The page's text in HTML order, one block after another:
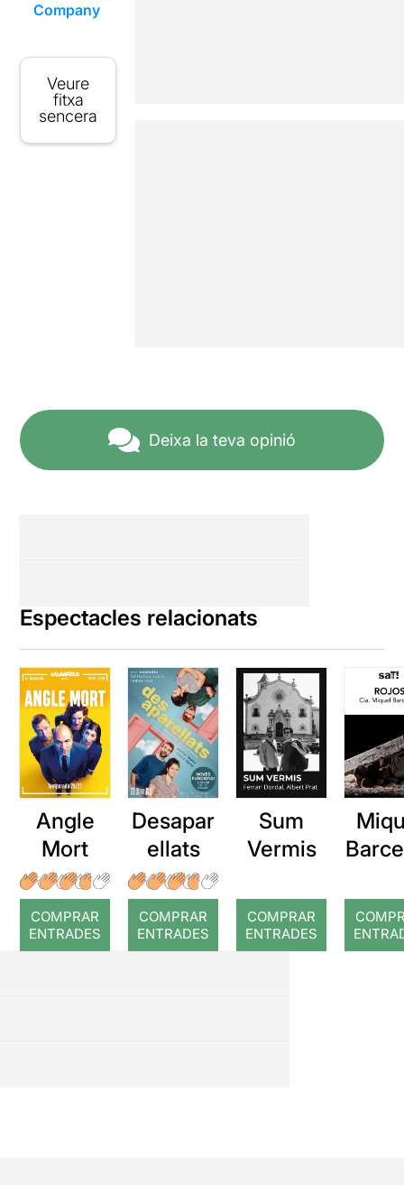
Company
Veure
fitxa
sencera
Deixa la teva opinió
Espectacles relacionats
Angle
Mort
COMPRAR
ENTRADES
Desapar
ellats
COMPRAR
ENTRADES
Sum
Vermis
COMPRAR
ENTRADES